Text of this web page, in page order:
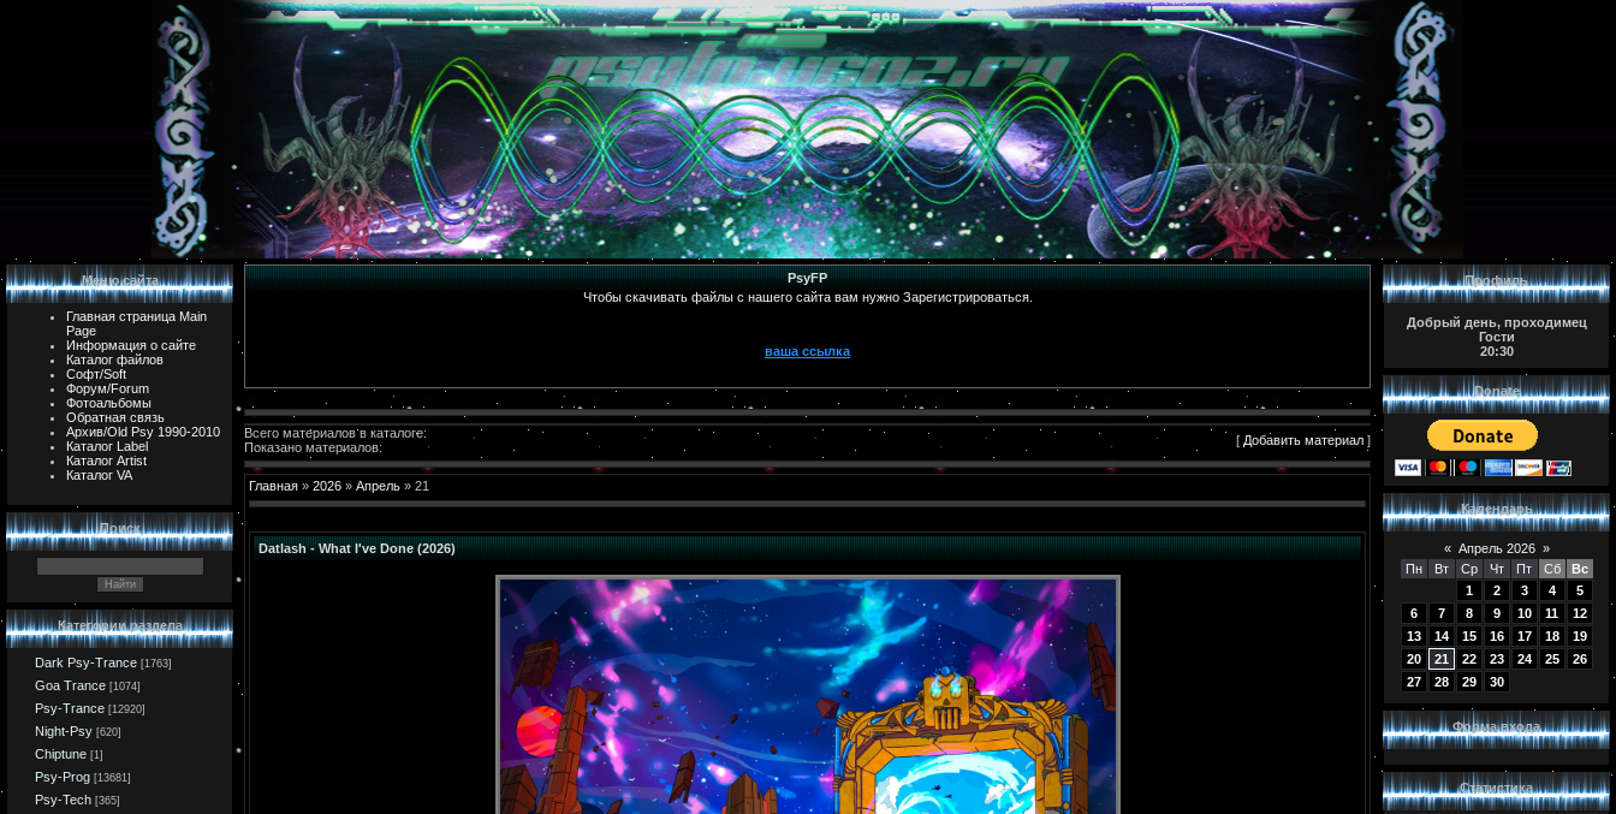
Меню сайта
Главная страница Main
Page
Информация о сайте
Каталог файлов
Софт/Soft
Форум/Forum
Фотоальбомы
Обратная связь
Архив/Old Psy 1990-2010
Каталог Label
Каталог Artist
Каталог VA
Поиск
Категории раздела
Dark Psy-Trance [1763]
Goa Trance [1074]
Psy-Trance [12920]
Night-Psy [620]
Chiptune [1]
Psy-Prog [13681]
Psy-Tech [365]
PsyFP
Чтобы скачивать файлы с нашего сайта вам нужно Зарегистрироваться.
ваша ссылка
Всего материалов в каталоге:
Показано материалов:
[ Добавить материал ]
Главная » 2026 » Апрель » 21
Datlash - What I've Done (2026)
Профиль
Добрый день, проходимец
Гости
20:30
Donate
Календарь
« Апрель 2026 »
Пн
Вт Ср Чт Пт Сб
Вс
1
2 3 4
5
6
7 8 9 10 11
12
13
14 15 16 17 18
19
20
21 22 23 24 25
26
27
28 29 30
Форма входа
Статистика